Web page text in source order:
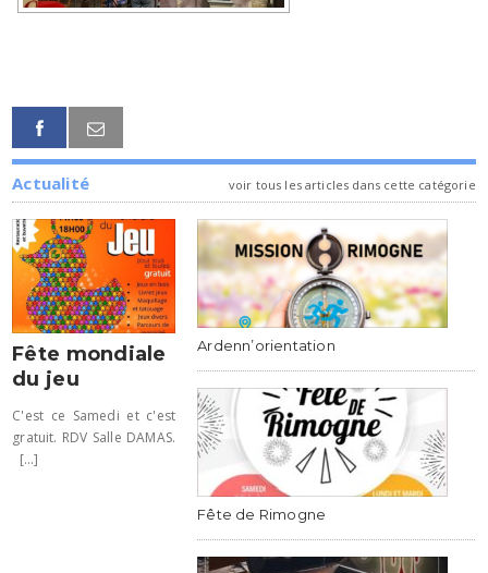
Actualité voir tous les articles dans cette catégorie
Fête mondiale
du jeu
C'est ce Samedi et c'est
gratuit. RDV Salle DAMAS.
[...]
Ardenn’orientation
Fête de Rimogne